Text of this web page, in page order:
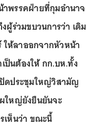
าพรรคฝ่ายที่กุมอำนาจ
ผู้ร่วมขบวนการว่า เดิม
ให้ลาออกจากหัวหน้า
ป็นต้องให้ กก.บห.ทั้ง
ปิดประชุมใหญ่วิสามัญ
ใหญ่ยังยืนยันจะ
เห็นว่า ขณะนี้